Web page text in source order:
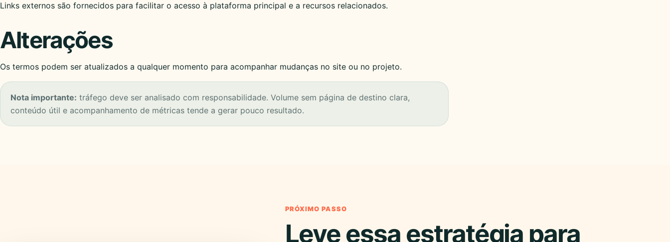
Links externos são fornecidos para facilitar o acesso à plataforma principal e a recursos relacionados.
Alterações
Os termos podem ser atualizados a qualquer momento para acompanhar mudanças no site ou no projeto.
Nota importante: tráfego deve ser analisado com responsabilidade. Volume sem página de destino clara,
conteúdo útil e acompanhamento de métricas tende a gerar pouco resultado.
PRÓXIMO PASSO
Leve essa estratégia para